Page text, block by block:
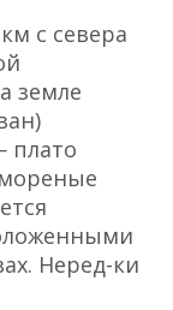
с севера
земле
плато
Неред-ки